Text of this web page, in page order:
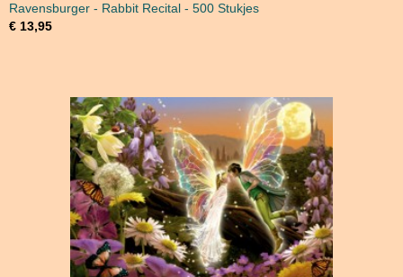
Ravensburger - Rabbit Recital - 500 Stukjes
€ 13,95